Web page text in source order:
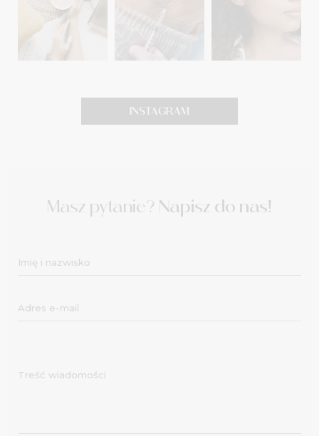
INSTAGRAM
Masz pytanie? Napisz do nas!